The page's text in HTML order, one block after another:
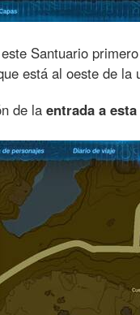
Santuario
está al oeste de la
de la entrada a